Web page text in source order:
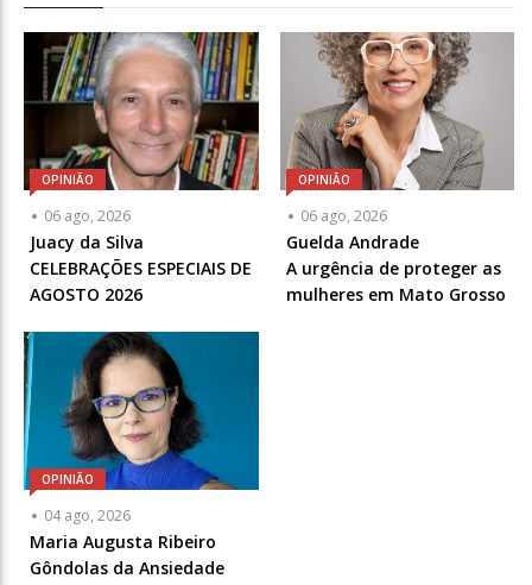
OPINIÃO
06 ago, 2026
Articulista
ou
Chamada
-
Juacy da Silva
CELEBRAÇÕES ESPECIAIS DE
AGOSTO 2026
OPINIÃO
06 ago, 2026
Articulista
ou
Chamada
-
Guelda Andrade
A urgência de proteger as
mulheres em Mato Grosso
OPINIÃO
04 ago, 2026
Articulista
ou
Chamada
Maria Augusta Ribeiro
Gôndolas da Ansiedade